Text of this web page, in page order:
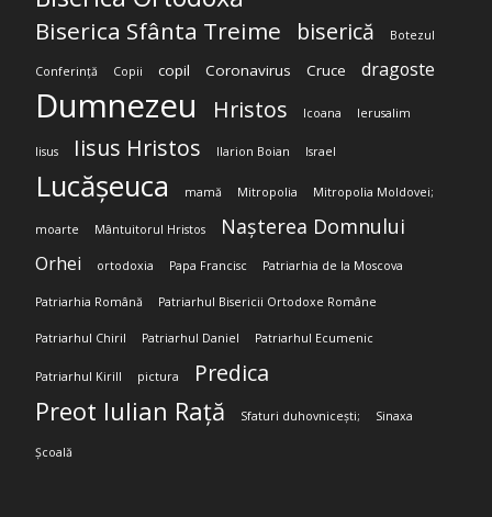
Biserica Sfânta Treime biserică Botezul
Conferință Copii copil Coronavirus Cruce dragoste
Dumnezeu Hristos Icoana Ierusalim
Iisus Iisus Hristos Ilarion Boian Israel
Lucășeuca mamă Mitropolia Mitropolia Moldovei;
moarte Mântuitorul Hristos Nașterea Domnului
Orhei ortodoxia Papa Francisc Patriarhia de la Moscova
Patriarhia Română Patriarhul Bisericii Ortodoxe Române
Patriarhul Chiril Patriarhul Daniel Patriarhul Ecumenic
Patriarhul Kirill pictura Predica
Preot Iulian Rață Sfaturi duhovnicești; Sinaxa
Școală